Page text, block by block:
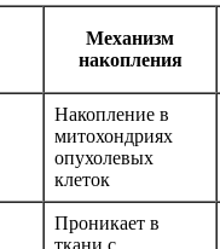
Механизм
накопления
Накопление в
митохондриях
опухолевых
клеток
Проникает в
ткани с